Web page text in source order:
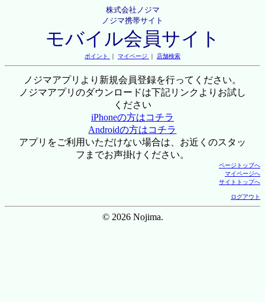
株式会社ノジマ
ノジマ携帯サイト
モバイル会員サイト
ポイント ｜ マイページ ｜ 店舗検索
ノジマアプリより新規会員登録を行ってください。
ノジマアプリのダウンロードは下記リンクよりお試し
ください
iPhoneの方はコチラ
Androidの方はコチラ
アプリをご利用いただけない場合は、お近くのスタッ
フまでお声掛けください。
ページトップへ
マイページへ
サイトトップへ
ログアウト
© 2026 Nojima.